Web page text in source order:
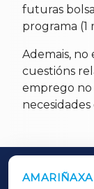
futuras
programa (1
Ademais,
cuestións
emprego no
AMARIÑAXA
OUTROS